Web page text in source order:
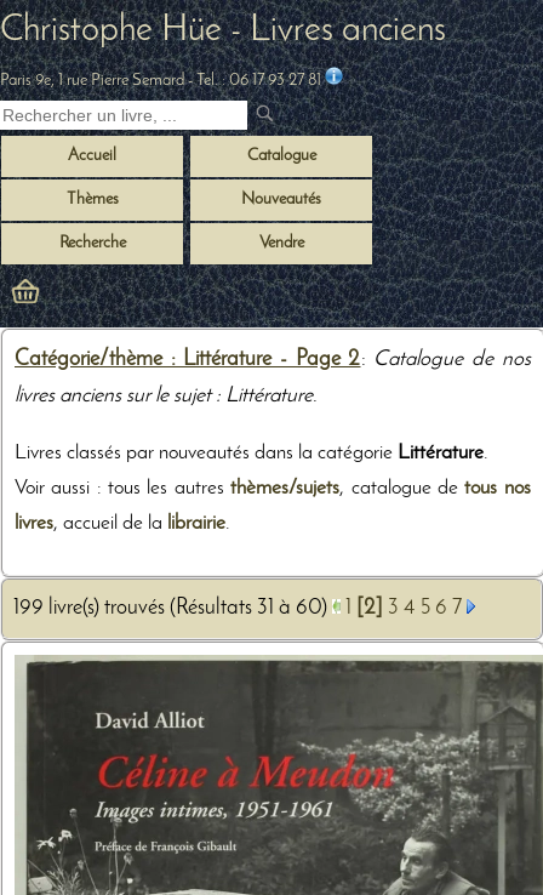
Christophe Hüe - Livres anciens
Paris 9e, 1 rue Pierre Semard- Tel. :06 17 93 27 81
Accueil Catalogue
Thèmes Nouveautés
Recherche Vendre
Catégorie/thème : Littérature - Page 2: Catalogue de nos
livres anciens sur le sujet : Littérature.
Livres classés par nouveautés dans la catégorie Littérature.
Voir aussi : tous les autresthèmes/sujets, catalogue detous nos
livres, accueil de la librairie.
199 livre(s) trouvés (Résultats 31 à 60) [2] 3 4 5 6 7